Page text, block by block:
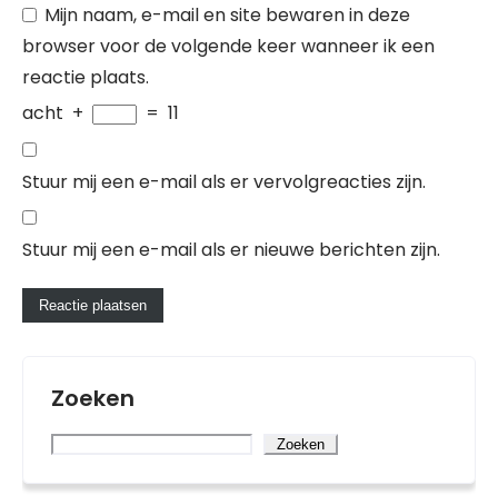
Mijn naam, e-mail en site bewaren in deze
browser voor de volgende keer wanneer ik een
reactie plaats.
acht + = 11
Stuur mij een e-mail als er vervolgreacties zijn.
Stuur mij een e-mail als er nieuwe berichten zijn.
Zoeken
Zoeken